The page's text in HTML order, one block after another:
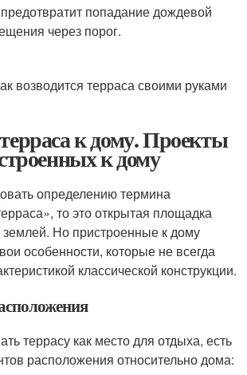
попадание дождевой
через порог.
возводится терраса своими руками
к дому. Проекты
к дому
определению термина
то это открытая площадка
Но пристроенные к дому
особенности, которые не всегда
классической конструкции.
террасу как место для отдыха, есть
расположения относительно дома: